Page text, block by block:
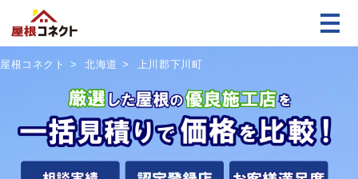
屋根コネクト 北海道 上川郡下川町